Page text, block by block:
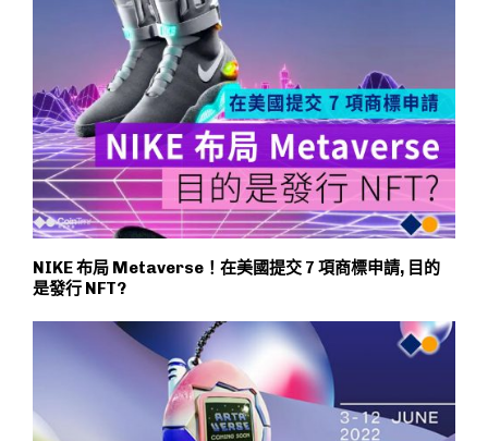
NIKE 布局 Metaverse！在美國提交 7 項商標申請, 目的
是發行 NFT?